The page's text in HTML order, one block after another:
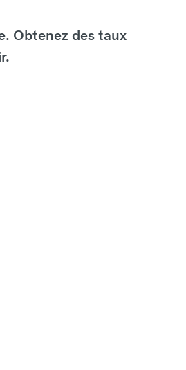
Obtenez des taux